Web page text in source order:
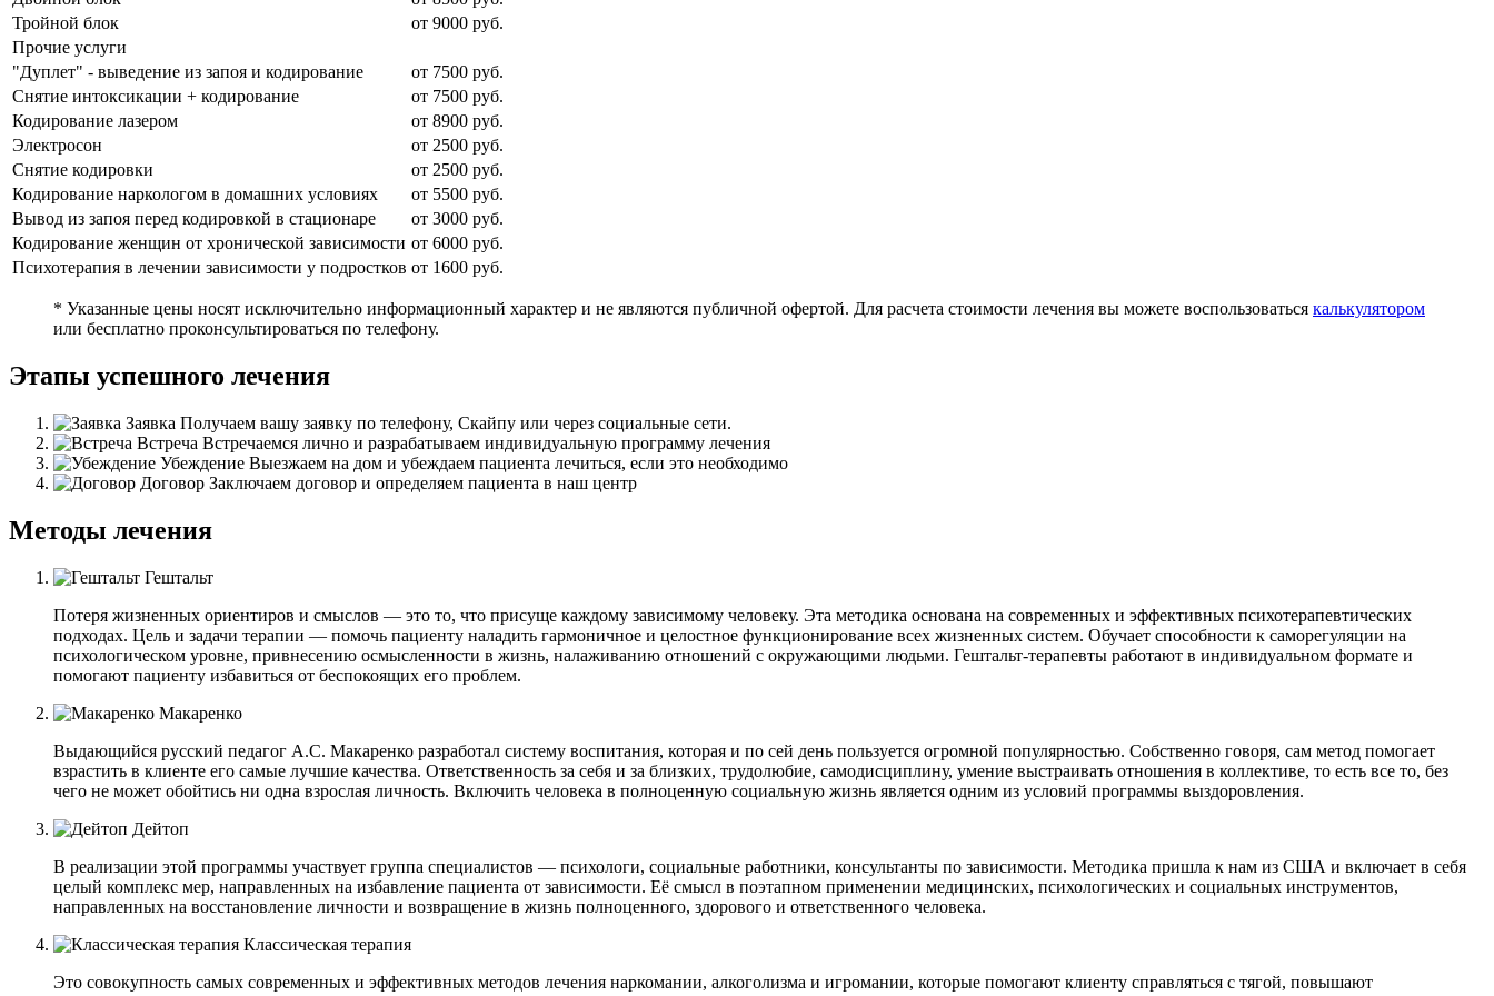
Тройной блок
от 9000 руб.
Прочие услуги
"Дуплет" - выведение из запоя и кодирование
от 7500 руб.
Снятие интоксикации + кодирование
от 7500 руб.
Кодирование лазером
от 8900 руб.
Электросон
от 2500 руб.
Снятие кодировки
от 2500 руб.
Кодирование наркологом в домашних условиях
от 5500 руб.
Вывод из запоя перед кодировкой в стационаре
от 3000 руб.
Кодирование женщин от хронической зависимости от 6000 руб.
Психотерапия в лечении зависимости у подростков от 1600 руб.
* Указанные цены носят исключительно информационный характер и не являются публичной офертой. Для расчета стоимости лечения вы можете воспользоваться калькулятором
или бесплатно проконсультироваться по телефону.
Этапы успешного лечения
Заявка Получаем вашу заявку по телефону, Скайпу или через социальные сети.
Встреча Встречаемся лично и разрабатываем индивидуальную программу лечения
Убеждение Выезжаем на дом и убеждаем пациента лечиться, если это необходимо
Договор Заключаем договор и определяем пациента в наш центр
Методы лечения
Гештальт
Потеря жизненных ориентиров и смыслов — это то, что присуще каждому зависимому человеку. Эта методика основана на современных и эффективных психотерапевтических
подходах. Цель и задачи терапии — помочь пациенту наладить гармоничное и целостное функционирование всех жизненных систем. Обучает способности к саморегуляции на
психологическом уровне, привнесению осмысленности в жизнь, налаживанию отношений с окружающими людьми. Гештальт-терапевты работают в индивидуальном формате и
помогают пациенту избавиться от беспокоящих его проблем.
Макаренко
Выдающийся русский педагог А.С. Макаренко разработал систему воспитания, которая и по сей день пользуется огромной популярностью. Собственно говоря, сам метод помогает
взрастить в клиенте его самые лучшие качества. Ответственность за себя и за близких, трудолюбие, самодисциплину, умение выстраивать отношения в коллективе, то есть все то, без
чего не может обойтись ни одна взрослая личность. Включить человека в полноценную социальную жизнь является одним из условий программы выздоровления.
Дейтоп
В реализации этой программы участвует группа специалистов — психологи, социальные работники, консультанты по зависимости. Методика пришла к нам из США и включает в себя
целый комплекс мер, направленных на избавление пациента от зависимости. Её смысл в поэтапном применении медицинских, психологических и социальных инструментов,
направленных на восстановление личности и возвращение в жизнь полноценного, здорового и ответственного человека.
Классическая терапия
Это совокупность самых современных и эффективных методов лечения наркомании, алкоголизма и игромании, которые помогают клиенту справляться с тягой, повышают